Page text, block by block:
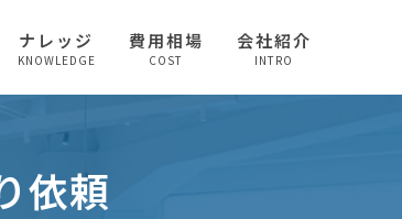
ナレッジ
KNOWLEDGE
費用相場
COST
会社紹介
INTRO
依頼